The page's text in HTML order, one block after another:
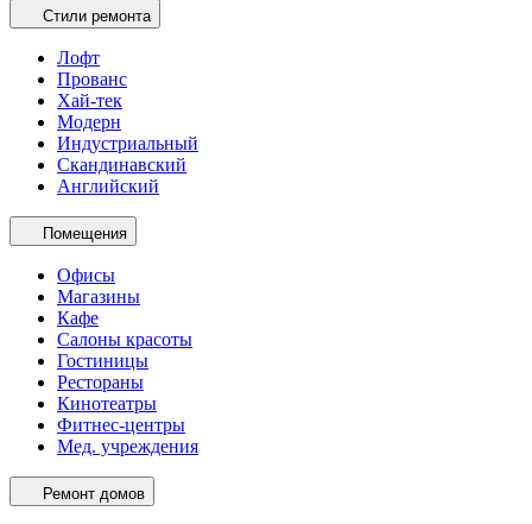
Стили ремонта
Лофт
Прованс
Хай-тек
Модерн
Индустриальный
Скандинавский
Английский
Помещения
Офисы
Магазины
Кафе
Салоны красоты
Гостиницы
Рестораны
Кинотеатры
Фитнес-центры
Мед. учреждения
Ремонт домов